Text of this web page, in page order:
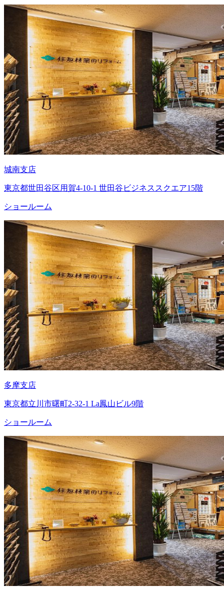
城南支店
東京都世田谷区用賀4-10-1 世田谷ビジネススクエア15階
ショールーム
多摩支店
東京都立川市曙町2-32-1 La鳳山ビル9階
ショールーム